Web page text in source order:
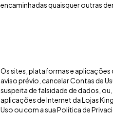
encaminhadas quaisquer outras
Os sites, plataformas e aplicações
aviso prévio, cancelar Contas de
suspeita de falsidade de dados,
aplicações de Internet da Lojas
Uso ou com a sua Política de